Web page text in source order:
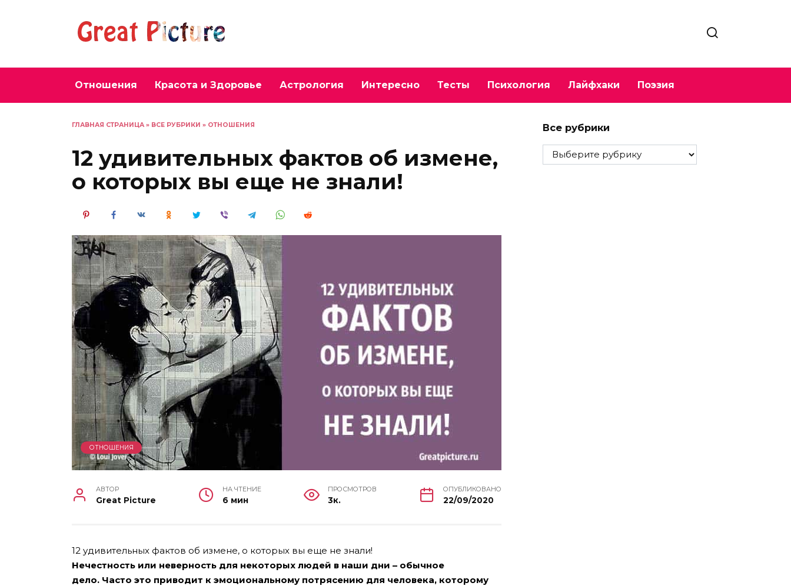
Отношения Красота и Здоровье Астрология Интересно Тесты Психология Лайфхаки Поэзия
ГЛАВНАЯ СТРАНИЦА » ВСЕ РУБРИКИ » ОТНОШЕНИЯ
12 удивительных фактов об измене,
о которых вы еще не знали!
ОТНОШЕНИЯ
АВТОР
Great Picture
НА ЧТЕНИЕ
6 мин
ПРОСМОТРОВ
3к.
ОПУБЛИКОВАНО
22/09/2020
12 удивительных фактов об измене, о которых вы еще не знали!
Нечестность или неверность для некоторых людей в наши дни – обычное
дело. Часто это приводит к эмоциональному потрясению для человека, которому
Все рубрики
Все
рубрики